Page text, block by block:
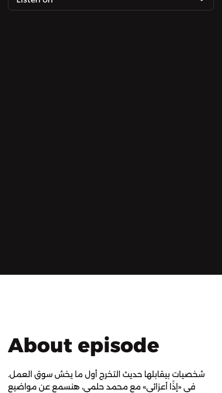
About episode
شخصيات بيقابلها حديث التخرج أول ما يخش سوق العمل.
في «إذًا أعزائي» مع محمد حلمي، هنسمع عن مواضيع